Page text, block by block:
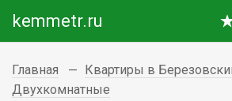
kemmetr.ru
Главная
Квартиры в
Двухкомнатные